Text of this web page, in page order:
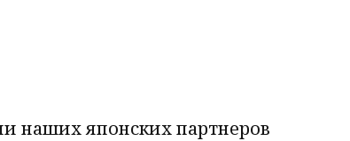
наших японских партнеров